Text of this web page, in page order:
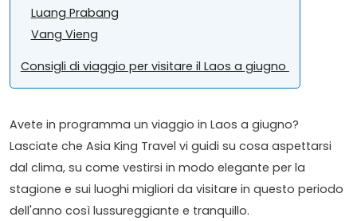
Luang Prabang
Vang Vieng
Consigli di viaggio per visitare il Laos a giugno
Avete in programma un viaggio in Laos a giugno?
Lasciate che Asia King Travel vi guidi su cosa aspettarsi
dal clima, su come vestirsi in modo elegante per la
stagione e sui luoghi migliori da visitare in questo periodo
dell'anno così lussureggiante e tranquillo.